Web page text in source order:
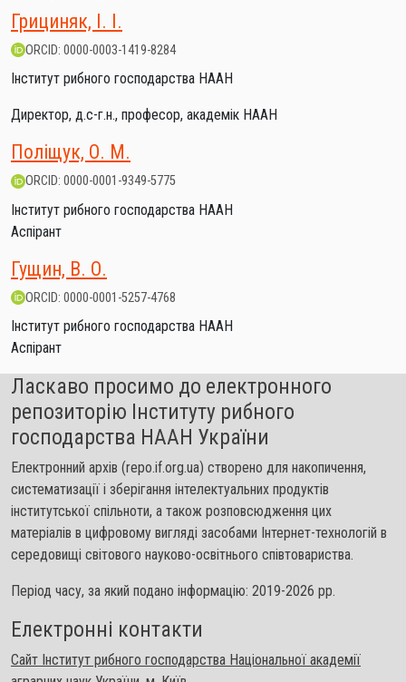
Грициняк, І. І.
ORCID: 0000-0003-1419-8284
Інститут рибного господарства НААН
Директор, д.с-г.н., професор, академік НААН
Поліщук, О. М.
ORCID: 0000-0001-9349-5775
Інститут рибного господарства НААН
Аспірант
Гущин, В. О.
ORCID: 0000-0001-5257-4768
Інститут рибного господарства НААН
Аспірант
Ласкаво просимо до електронного
репозиторію Інституту рибного
господарства НААН України
Електронний архів (repo.if.org.ua) створено для накопичення,
систематизації і зберігання інтелектуальних продуктів
інститутської спільноти, а також розповсюдження цих
матеріалів в цифровому вигляді засобами Інтернет-технологій в
середовищі світового науково-освітнього співтовариства.
Період часу, за який подано інформацію: 2019-2026 рр.
Електронні контакти
Сайт Інститут рибного господарства Національної академії